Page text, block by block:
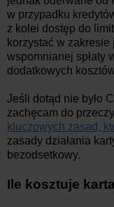
w przypadku
z kolei dostęp do
korzystać w
wspomnianej spłaty
dodatkowych
Jeśli dotąd nie było
zachęcam do
kluczowych zasad,
zasady działania
bezodsetkowy.
Ile kosztuje